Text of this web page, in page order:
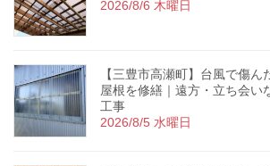
2026/8/6 木曜日
【三豊市高瀬町】台風で傷ん
屋根を修繕｜遠方・立ち会い
工事
2026/8/5 水曜日